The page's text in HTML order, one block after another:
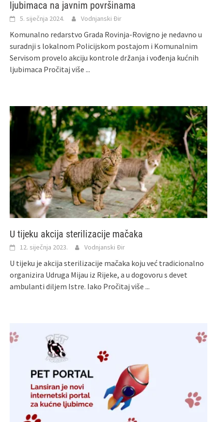
ljubimaca na javnim površinama
5. siječnja 2024. Vodnjanski Đir
Komunalno redarstvo Grada Rovinja-Rovigno je nedavno u
suradnji s lokalnom Policijskom postajom i Komunalnim
Servisom provelo akciju kontrole držanja i vođenja kućnih
ljubimaca Pročitaj više ...
U tijeku akcija sterilizacije mačaka
12. siječnja 2023. Vodnjanski Đir
U tijeku je akcija sterilizacije mačaka koju već tradicionalno
organizira Udruga Mijau iz Rijeke, a u dogovoru s devet
ambulanti diljem Istre. Iako Pročitaj više ...